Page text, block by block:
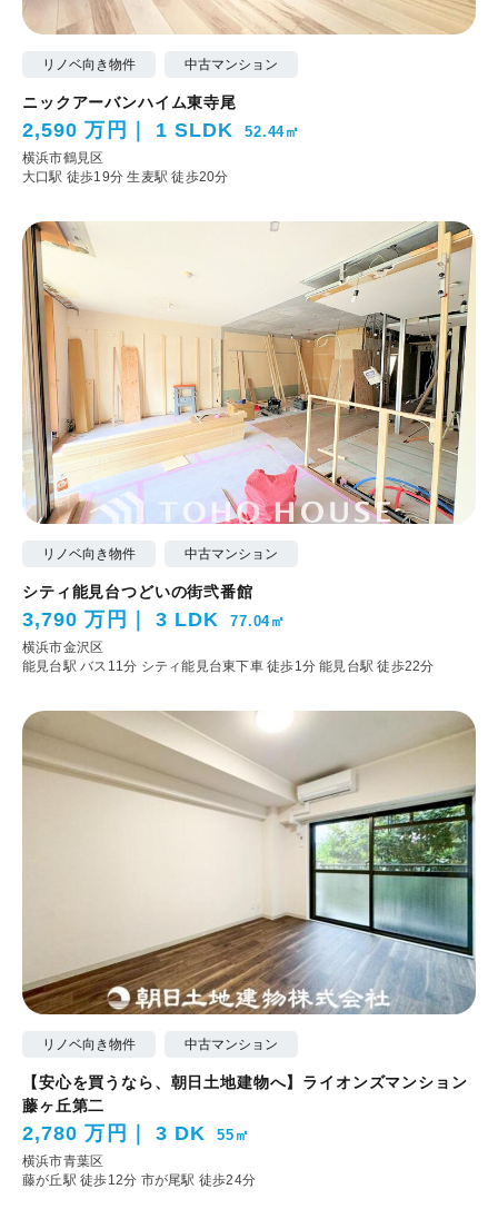
リノベ向き物件 中古マンション
ニックアーバンハイム東寺尾
2,590 万円 1 SLDK 52.44㎡
横浜市鶴見区
大口駅 徒歩19分生麦駅 徒歩20分
リノベ向き物件 中古マンション
シティ能見台つどいの街弐番館
3,790 万円 3 LDK 77.04㎡
横浜市金沢区
能見台駅 バス11分 シティ能見台東下車 徒歩1分能見台駅 徒歩22分
リノベ向き物件 中古マンション
【安心を買うなら、朝日土地建物へ】ライオンズマンション
藤ヶ丘第二
2,780 万円 3 DK 55㎡
横浜市青葉区
藤が丘駅 徒歩12分 市が尾駅 徒歩24分